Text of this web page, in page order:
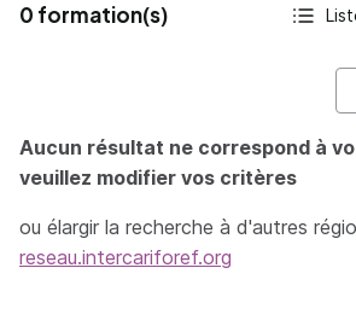
0 formation(s)
Aucun résultat ne correspond à
veuillez modifier vos critères
ou élargir la recherche à d'autres
reseau.intercariforef.org